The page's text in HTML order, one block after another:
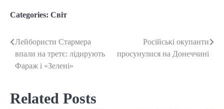
Categories: Світ
Post
navigation
Лейбористи Стармера
впали на третє: лідирують
Фараж і «Зелені»
Російські окупанти
просунулися на Донеччині
Related Posts